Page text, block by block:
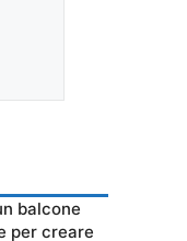
balcone
per creare